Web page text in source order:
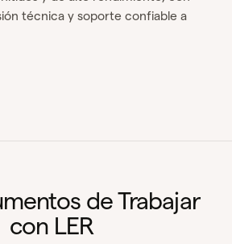
técnica y soporte confiable a
de Trabajar
con LER